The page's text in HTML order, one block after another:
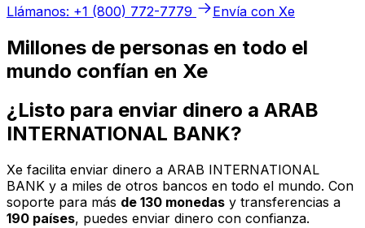
Llámanos: +1 (800) 772-7779
Envía con Xe
Millones de personas en todo el
mundo confían en Xe
¿Listo para enviar dinero a ARAB
INTERNATIONAL BANK?
Xe facilita enviar dinero a ARAB INTERNATIONAL
BANK y a miles de otros bancos en todo el mundo. Con
soporte para más de 130 monedas y transferencias a
190 países, puedes enviar dinero con confianza.